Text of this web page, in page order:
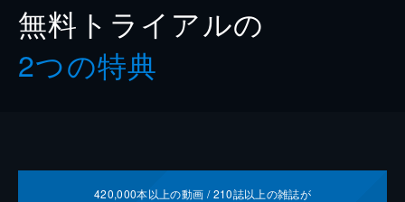
無料トライアルの
2つの特典
420,000本以上の動画 /210誌以上の雑誌が